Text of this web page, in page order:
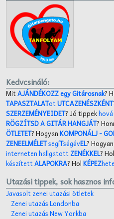
Kedvcsináló:
MitAJÁNDÉKOZZ egy Gitárosnak?
TAPASZTALATotUTCAZENÉSZKÉNT
SZERZEMÉNYEIDET? Jó tippekhová
RÖGZÍTSD A GITÁR HANGJÁT?
ÖTLETET? HogyanKOMPONÁLJ-
ZENEELMÉLETsegíTségévEL? Hogyan
interneten hallgatott ZENÉKKEL? Hol
készítettALAPOKRA? HolKÉPEZhete
Utazási tippek, sok hasznos
Javasolt zenei utazási ötletek
Zenei utazás Londonba
Zenei utazás New Yorkba